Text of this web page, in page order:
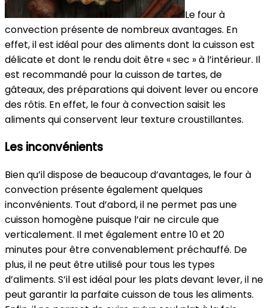
Le four à
convection présente de nombreux avantages. En
effet, il est idéal pour des aliments dont la cuisson est
délicate et dont le rendu doit être « sec » à l’intérieur. Il
est recommandé pour la cuisson de tartes, de
gâteaux, des préparations qui doivent lever ou encore
des rôtis. En effet, le four à convection saisit les
aliments qui conservent leur texture croustillantes.
Les inconvénients
Bien qu’il dispose de beaucoup d’avantages, le four à
convection présente également quelques
inconvénients. Tout d’abord, il ne permet pas une
cuisson homogène puisque l’air ne circule que
verticalement. Il met également entre 10 et 20
minutes pour être convenablement préchauffé. De
plus, il ne peut être utilisé pour tous les types
d’aliments. S’il est idéal pour les plats devant lever, il ne
peut garantir la parfaite cuisson de tous les aliments.